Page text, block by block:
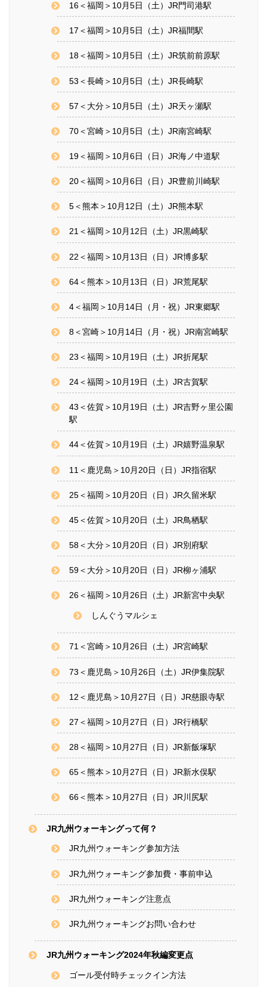
16＜福岡＞10月5日（土）JR門司港駅
17＜福岡＞10月5日（土）JR福間駅
18＜福岡＞10月5日（土）JR筑前前原駅
53＜長崎＞10月5日（土）JR長崎駅
57＜大分＞10月5日（土）JR天ヶ瀬駅
70＜宮崎＞10月5日（土）JR南宮崎駅
19＜福岡＞10月6日（日）JR海ノ中道駅
20＜福岡＞10月6日（日）JR豊前川崎駅
5＜熊本＞10月12日（土）JR熊本駅
21＜福岡＞10月12日（土）JR黒崎駅
22＜福岡＞10月13日（日）JR博多駅
64＜熊本＞10月13日（日）JR荒尾駅
4＜福岡＞10月14日（月・祝）JR東郷駅
8＜宮崎＞10月14日（月・祝）JR南宮崎駅
23＜福岡＞10月19日（土）JR折尾駅
24＜福岡＞10月19日（土）JR古賀駅
43＜佐賀＞10月19日（土）JR吉野ヶ里公園
駅
44＜佐賀＞10月19日（土）JR嬉野温泉駅
11＜鹿児島＞10月20日（日）JR指宿駅
25＜福岡＞10月20日（日）JR久留米駅
45＜佐賀＞10月20日（土）JR鳥栖駅
58＜大分＞10月20日（日）JR別府駅
59＜大分＞10月20日（日）JR柳ヶ浦駅
26＜福岡＞10月26日（土）JR新宮中央駅
しんぐうマルシェ
71＜宮崎＞10月26日（土）JR宮崎駅
73＜鹿児島＞10月26日（土）JR伊集院駅
12＜鹿児島＞10月27日（日）JR慈眼寺駅
27＜福岡＞10月27日（日）JR行橋駅
28＜福岡＞10月27日（日）JR新飯塚駅
65＜熊本＞10月27日（日）JR新水俣駅
66＜熊本＞10月27日（日）JR川尻駅
JR九州ウォーキングって何？
JR九州ウォーキング参加方法
JR九州ウォーキング参加費・事前申込
JR九州ウォーキング注意点
JR九州ウォーキングお問い合わせ
JR九州ウォーキング2024年秋編変更点
ゴール受付時チェックイン方法